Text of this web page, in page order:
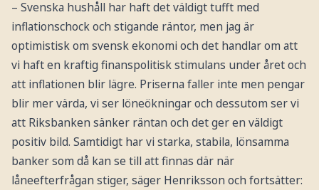
– Svenska hushåll har haft det väldigt tufft med
inflationschock och stigande räntor, men jag är
optimistisk om svensk ekonomi och det handlar om att
vi haft en kraftig finanspolitisk stimulans under året och
att inflationen blir lägre. Priserna faller inte men pengar
blir mer värda, vi ser löneökningar och dessutom ser vi
att Riksbanken sänker räntan och det ger en väldigt
positiv bild. Samtidigt har vi starka, stabila, lönsamma
banker som då kan se till att finnas där när
låneefterfrågan stiger, säger Henriksson och fortsätter: